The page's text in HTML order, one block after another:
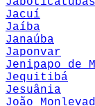
Jacuí
Jaíba
Janaúba
Japonvar
Jenipapo de
Jequitibá
Jesuânia
João